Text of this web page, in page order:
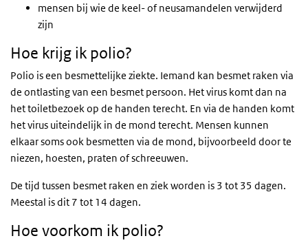
mensen bij wie de keel- of neusamandelen verwijderd
zijn
Hoe krijg ik polio?
Polio is een besmettelijke ziekte. Iemand kan besmet raken via
de ontlasting van een besmet persoon. Het virus komt dan na
het toiletbezoek op de handen terecht. En via de handen komt
het virus uiteindelijk in de mond terecht. Mensen kunnen
elkaar soms ook besmetten via de mond, bijvoorbeeld door te
niezen, hoesten, praten of schreeuwen.
De tijd tussen besmet raken en ziek worden is 3 tot 35 dagen.
Meestal is dit 7 tot 14 dagen.
Hoe voorkom ik polio?